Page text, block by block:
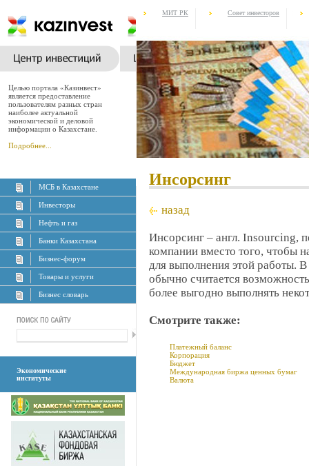
Целью портала «Казинвест»
является предоставление
пользователям разных стран
наиболее актуальной
экономической и деловой
информации о Казахстане.
Подробнее...
МСБ в Казахстане
Инвесторы
Нефть и газ
Банки Казахстана
Бизнес-форум
Товары и услуги
Бизнес словарь
Экономические
институты
МИТ РК Совет инвесторов
Инсорсинг
назад
Инсорсинг – англ. Insourcing,
компании вместо того, чтобы
для выполнения этой работы.
обычно считается
более выгодно выполнять
Смотрите также:
Платежный баланс
Корпорация
Бюджет
Международная биржа ценных бумаг
Валюта